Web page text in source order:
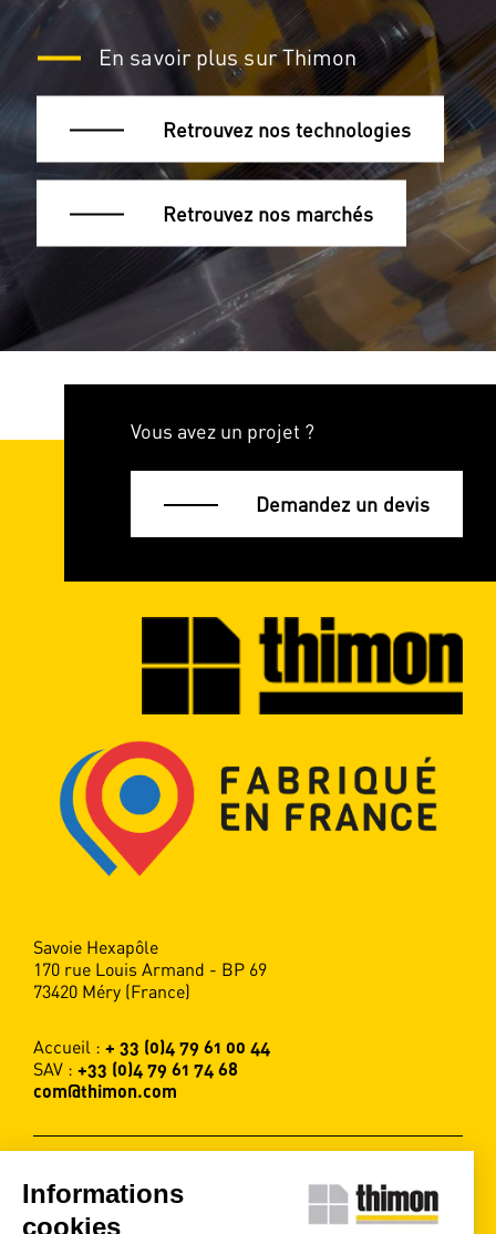
En savoir plus sur Thimon
Retrouvez nos technologies
Retrouvez nos marchés
Vous avez un projet ?
Demandez un devis
Savoie Hexapôle
170 rue Louis Armand - BP 69
73420 Méry (France)
Accueil : + 33 (0)4 79 61 00 44
SAV : +33 (0)4 79 61 74 68
com@thimon.com
SUIVEZ-NOUS !
Informations
cookies